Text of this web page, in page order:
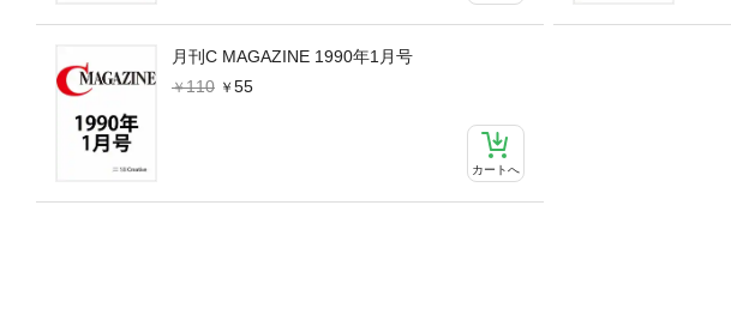
月刊C MAGAZINE 1990年1月号
110
55
カートへ